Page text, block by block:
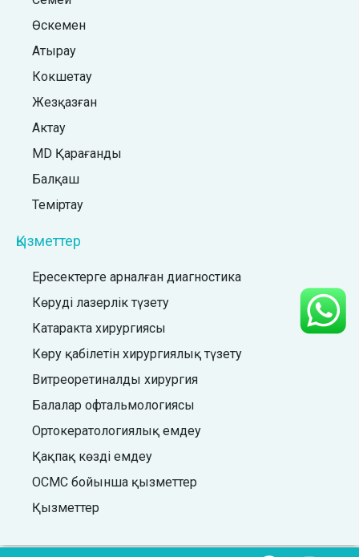
Өскемен
Атырау
Кокшетау
Жезқазған
Актау
MD Қарағанды
Балқаш
Теміртау
Қызметтер
Ересектерге арналған диагностика
Көруді лазерлік түзету
Катаракта хирургиясы
Көру қабілетін хирургиялық түзету
Витреоретиналды хирургия
Балалар офтальмологиясы
Ортокератологиялық емдеу
Қақпақ көзді емдеу
ОСМС бойынша қызметтер
Қызметтер